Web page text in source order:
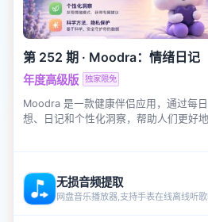
第 252 期 · Moodra：情绪日记
年度高级版 独家限免
Moodra 是一款健康伴侣应用，通过每
想、日记和个性化洞察，帮助人们更好
无损音频提取